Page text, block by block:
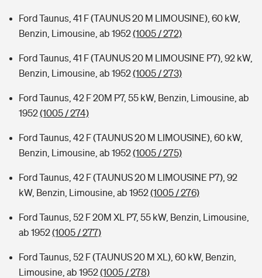
Ford Taunus, 41 F (TAUNUS 20 M LIMOUSINE), 60 kW,
Benzin, Limousine, ab 1952(1005 / 272)
Ford Taunus, 41 F (TAUNUS 20 M LIMOUSINE P7), 92 kW,
Benzin, Limousine, ab 1952(1005 / 273)
Ford Taunus, 42 F 20M P7, 55 kW, Benzin, Limousine, ab
1952(1005 / 274)
Ford Taunus, 42 F (TAUNUS 20 M LIMOUSINE), 60 kW,
Benzin, Limousine, ab 1952(1005 / 275)
Ford Taunus, 42 F (TAUNUS 20 M LIMOUSINE P7), 92
kW, Benzin, Limousine, ab 1952(1005 / 276)
Ford Taunus, 52 F 20M XL P7, 55 kW, Benzin, Limousine,
ab 1952(1005 / 277)
Ford Taunus, 52 F (TAUNUS 20 M XL), 60 kW, Benzin,
Limousine, ab 1952(1005 / 278)